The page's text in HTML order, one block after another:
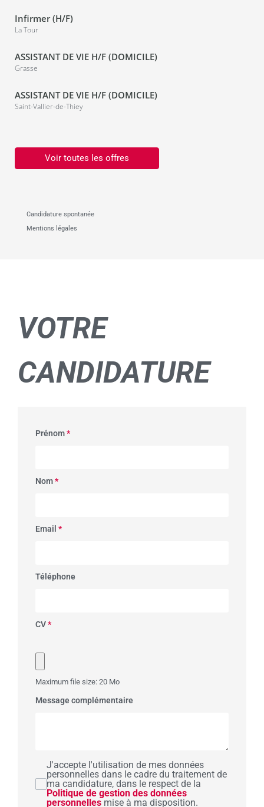
Infirmer (H/F)
La Tour
ASSISTANT DE VIE H/F (DOMICILE)
Grasse
ASSISTANT DE VIE H/F (DOMICILE)
Saint-Vallier-de-Thiey
Voir toutes les offres
Candidature spontanée
Mentions légales
VOTRE
CANDIDATURE
Prénom*
Nom*
Email *
Téléphone
CV*
Maximum file size: 20 Mo
Message complémentaire
J'accepte l'utilisation de mes données
personnelles dans le cadre du traitement de
ma candidature, dans le respect de la
Politique de gestion des données
personnelles mise à ma disposition.